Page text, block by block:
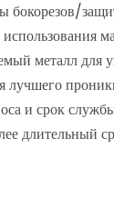
бокорезов/
металл для
лучшего
и срок
длительный